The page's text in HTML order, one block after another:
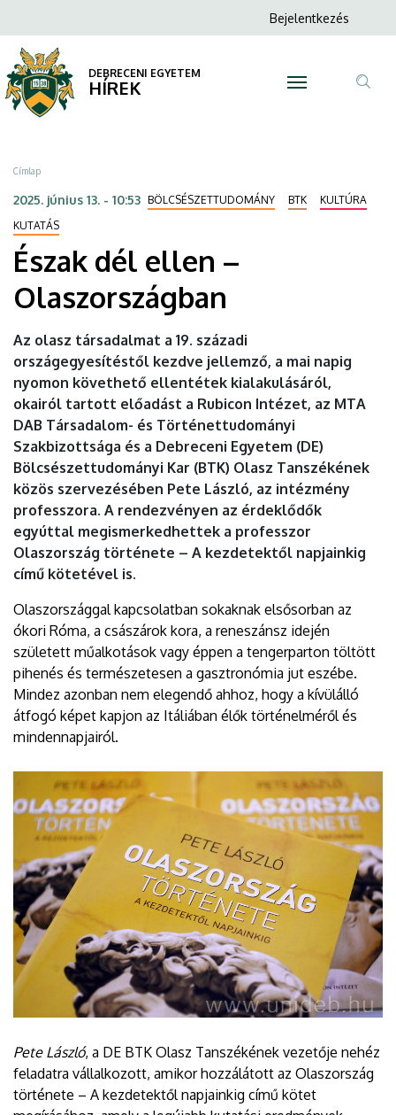
dél
ellen
Olaszországban
DEBRECENI
EGYETEM
a
tartalomra
Anonim
menüje
Bejelentkezés
DEBRECENI EGYETEM
HÍREK
Morzsa
Címlap
2025. június 13. - 10:53 BÖLCSÉSZETTUDOMÁNY BTK
KULTÚRA
KUTATÁS
Észak dél ellen –
Olaszországban
Az olasz társadalmat a 19. századi
országegyesítéstől kezdve jellemző, a mai napig
nyomon követhető ellentétek kialakulásáról,
okairól tartott előadást a Rubicon Intézet, az MTA
DAB Társadalom- és Történettudományi
Szakbizottsága és a Debreceni Egyetem (DE)
Bölcsészettudományi Kar (BTK) Olasz Tanszékének
közös szervezésében Pete László, az intézmény
professzora. A rendezvényen az érdeklődők
egyúttal megismerkedhettek a professzor
Olaszország története – A kezdetektől napjainkig
című kötetével is.
Olaszországgal kapcsolatban sokaknak elsősorban az
ókori Róma, a császárok kora, a reneszánsz idején
született műalkotások vagy éppen a tengerparton töltött
pihenés és természetesen a gasztronómia jut eszébe.
Mindez azonban nem elegendő ahhoz, hogy a kívülálló
átfogó képet kapjon az Itáliában élők történelméről és
mindennapjairól.
Pete László, a DE BTK Olasz Tanszékének vezetője nehéz
feladatra vállalkozott, amikor hozzálátott az Olaszország
története – A kezdetektől napjainkig című kötet